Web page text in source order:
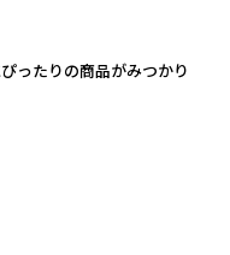
ったりの商品がみつかり